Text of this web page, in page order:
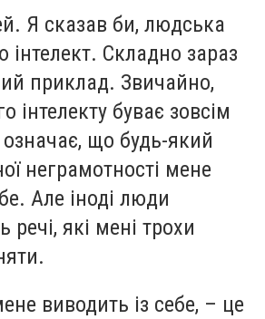
Я сказав би, людська
інтелект. Складно зараз
приклад. Звичайно,
інтелекту буває зовсім
означає, що будь-який
неграмотності мене
Але іноді люди
речі, які мені трохи
виводить із себе, – це